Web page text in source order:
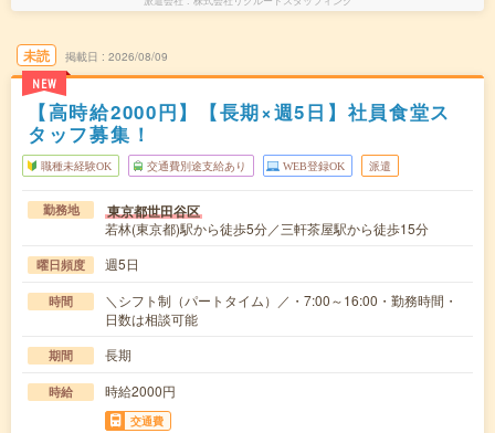
未読
NEW
掲載日 2026/08/09
【高時給2000円】【長期×週5日】社員食堂ス
タッフ募集！
職種未経験OK 交通費別途支給あり WEB登録OK 派遣
勤務地 東京都世田谷区
若林(東京都)駅から徒歩5分／三軒茶屋駅から徒歩15分
曜日頻度 週5日
時間
＼シフト制（パートタイム）／・7:00～16:00・勤務時間・
日数は相談可能
期間 長期
時給 時給2000円
交通費